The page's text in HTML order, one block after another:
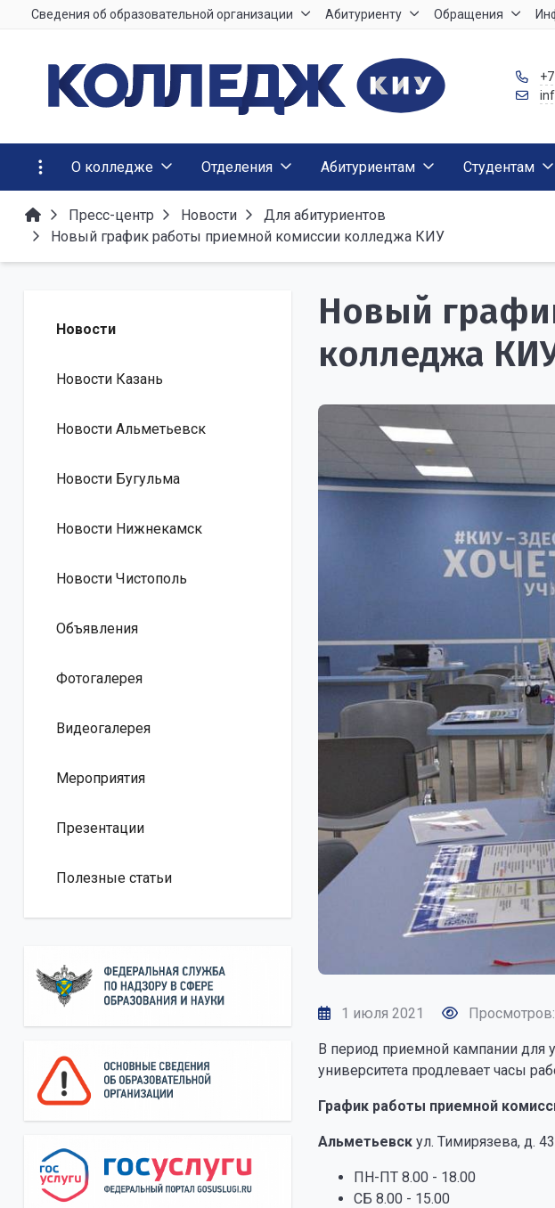
Сведения об образовательной организации Абитуриенту Обращения
О колледже Отделения Абитуриентам Студентам
Пресс-центр Новости
Для абитуриентов
Новый график работы приемной комиссии колледжа КИУ
Новости
Новости Казань
Новости Альметьевск
Новости Бугульма
Новости Нижнекамск
Новости Чистополь
Объявления
Фотогалерея
Видеогалерея
Мероприятия
Презентации
Полезные статьи
Новый
колледжа
1 июля 2021
В период приемной кампании для
университета продлевает часы
График работы приемной
Альметьевск ул. Тимирязева, д. 43
ПН-ПТ 8.00 - 18.00
СБ 8.00 - 15.00